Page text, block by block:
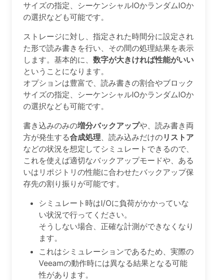
サイズの指定、シーケンシャルIOかランダムIOか
の選択なども可能です。
ストレージに対し、指定された時間分に設定され
た形で読み書きを行い、その間の処理結果を表示
します。基本的に、 数字が大きければ性能がいい
ということになります。
オプションは豊富で、読み書きの割合やブロック
サイズの指定、シーケンシャルIOかランダムIOか
の選択なども可能です。
書き込みのみの増分バックアップや、読み書き両
方が発生する合成処理、読み込みだけのリストア
などの状況を想定してシミュレートできるので、
これを使えば適切なバックアップモードや、ある
いはリポジトリの性能に合わせたバックアップ保
存先の割り振りが可能です。
シミュレート時はI/Oに負荷がかかっていな
い状況で行ってください。
そうしない場合、正確な計測ができなくなり
ます。
これはシミュレーションであるため、実際の
Veeamの動作時には異なる結果となる可能
性があります。